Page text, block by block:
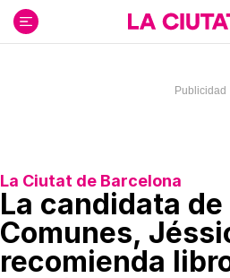
contenido
La Ciutat de Barcelona
La candidata de
Comunes,
recomienda